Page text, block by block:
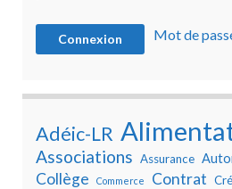
Mot de
Adéic-LR
Associations Assurance
Collège Commerce Contrat